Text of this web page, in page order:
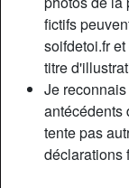
fictifs
soifdetoi.fr
titre
Je
antécédents
tente pas
déclarations
Coucou les
Paris c’est
qu’on ai
de kiffer au
mal d’oseille